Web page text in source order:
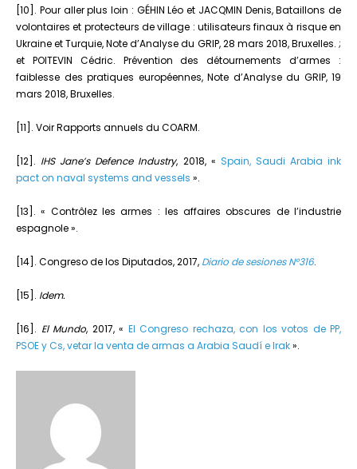
[10]. Pour aller plus loin : GÉHIN Léo et JACQMIN Denis, Bataillons de
volontaires et protecteurs de village : utilisateurs finaux à risque en
Ukraine et Turquie, Note d’Analyse du GRIP, 28 mars 2018, Bruxelles. ;
et POITEVIN Cédric. Prévention des détournements d’armes :
faiblesse des pratiques européennes, Note d’Analyse du GRIP, 19
mars 2018, Bruxelles.
[11]. Voir Rapports annuels du COARM.
[12]. IHS Jane’s Defence Industry, 2018, « Spain, Saudi Arabia ink
pact on naval systems and vessels ».
[13]. « Contrôlez les armes : les affaires obscures de l’industrie
espagnole ».
[14]. Congreso de los Diputados, 2017, Diario de sesiones N°316.
[15]. Idem.
[16]. El Mundo, 2017, « El Congreso rechaza, con los votos de PP,
PSOE y Cs, vetar la venta de armas a Arabia Saudí e Irak».